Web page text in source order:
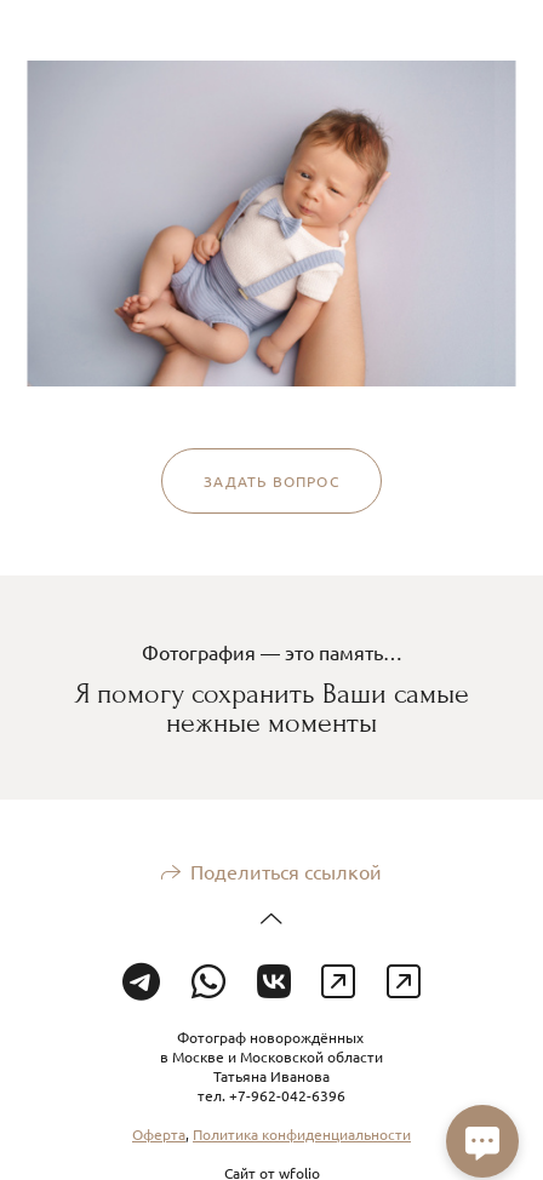
ЗАДАТЬ ВОПРОС
Фотография — это память…
Я помогу сохранить Ваши самые
нежные моменты
Поделиться ссылкой
Фотограф новорождённых
в Москве и Московской области
Татьяна Иванова
тел. +7-962-042-6396
Оферта, Политика конфиденциальности
Сайт отwfolio